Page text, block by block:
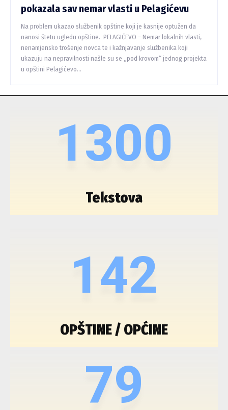
pokazala sav nemar vlasti u Pelagićevu
Na problem ukazao službenik opštine koji je kasnije optužen da
nanosi štetu ugledu opštine. PELAGIĆEVO – Nemar lokalnih vlasti,
nenamjensko trošenje novca te i kažnjavanje službenika koji
ukazuju na nepravilnosti našle su se „pod krovom“ jednog projekta
u opštini Pelagićevo...
1300
Tekstova
142
OPŠTINE / OPĆINE
79